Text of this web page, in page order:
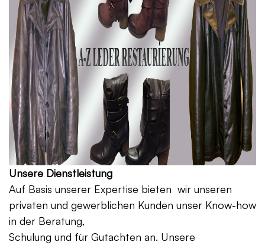
Unsere Dienstleistung
Auf Basis unserer Expertise bieten wir unseren
privaten und gewerblichen Kunden unser Know-how
in der Beratung,
Schulung und für Gutachten an. Unsere